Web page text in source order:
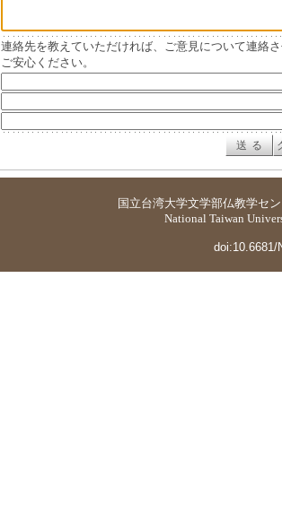
連絡先を教えていただければ、ご意見について連絡
ご安心ください。
国立台湾大学文学部仏教学セ
National Taiwan
doi:10.6681/